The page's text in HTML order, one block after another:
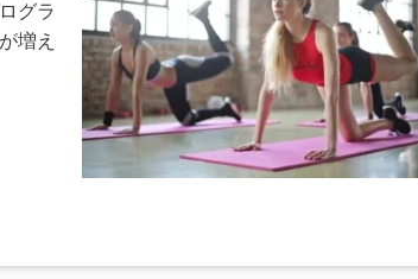
グラ
増え